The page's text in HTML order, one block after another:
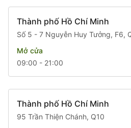
Thành phố Hồ Chí Minh
Số 5 - 7 Nguyễn Huy Tưởng, F6,
Mở cửa
09:00 - 21:00
Thành phố Hồ Chí Minh
95 Trần Thiện Chánh, Q10